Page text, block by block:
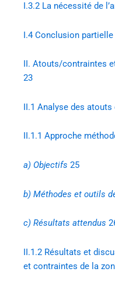
I.3.2 La nécessité de
I.4 Conclusion partielle
II. Atouts/contraintes
23
II.1 Analyse des
II.1.1 Approche
a) Objectifs 25
b) Méthodes et outils
c) Résultats attendus
II.1.2 Résultats et
et contraintes de la